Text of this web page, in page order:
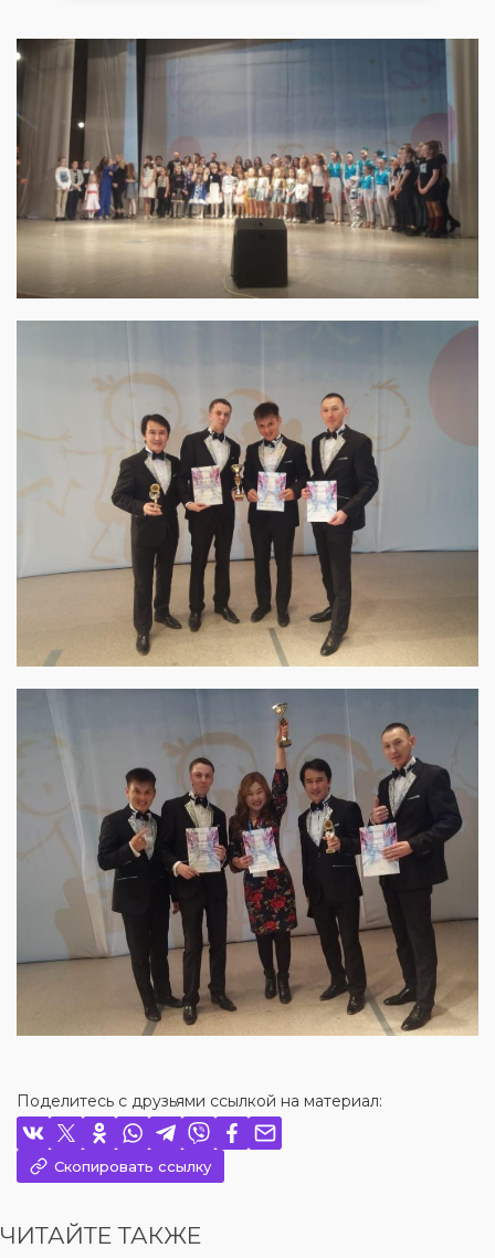
Поделитесь с друзьями ссылкой на материал:
Скопировать ссылку
ЧИТАЙТЕ ТАКЖЕ